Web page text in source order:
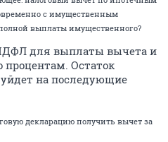
с имущественным
выплаты имущественного?
для выплаты вычета и
Остаток
на последующие
декларацию получить вычет за